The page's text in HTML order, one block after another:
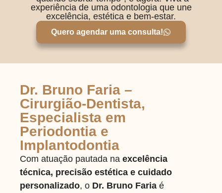
experiência de uma odontologia que une
excelência, estética e bem-estar.
Quero agendar uma consulta!
Dr. Bruno Faria –
Cirurgião-Dentista,
Especialista em
Periodontia e
Implantodontia
Com atuação pautada na excelência
técnica, precisão estética e cuidado
personalizado, o Dr. Bruno Faria é